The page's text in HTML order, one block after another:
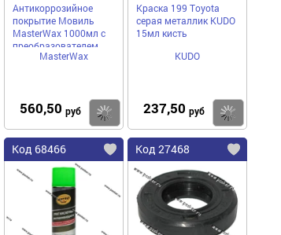
Антикоррозийное
покрытие Мовиль
MasterWax 1000мл с
преобразователем
ржавчины аэрозоль
MasterWax
560,50 руб Купить
Краска 199 Toyota
серая металлик KUDO
15мл кисть
KUDO
237,50 руб
Код 68466 Код 27468